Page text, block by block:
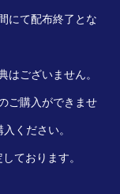
にて配布終了とな
ございません。
ご購入ができませ
ください。
ております。